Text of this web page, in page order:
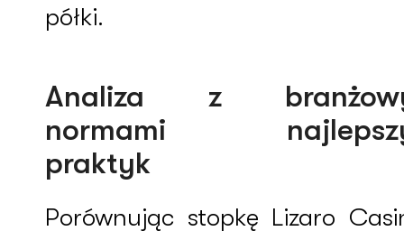
półki.
Analiza z
normami
praktyk
Porównując stopkę Lizaro